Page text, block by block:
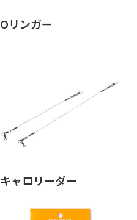
Oリンガー
キャロリーダー